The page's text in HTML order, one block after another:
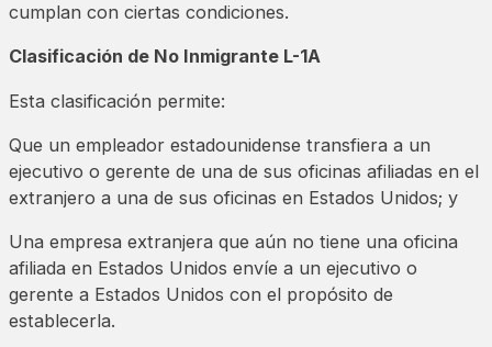
cumplan con ciertas condiciones.
Clasificación de No Inmigrante L-1A
Esta clasificación permite:
Que un empleador estadounidense transfiera a un
ejecutivo o gerente de una de sus oficinas afiliadas en el
extranjero a una de sus oficinas en Estados Unidos; y
Una empresa extranjera que aún no tiene una oficina
afiliada en Estados Unidos envíe a un ejecutivo o
gerente a Estados Unidos con el propósito de
establecerla.